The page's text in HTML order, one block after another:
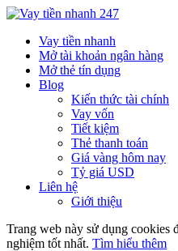
Vay tiền nhanh
Mở tài khoản ngân hàng
Mở thẻ tín dụng
Blog
Kiến thức tài chính
Vay vốn
Tiết kiệm
Thẻ thanh toán
Giá vàng hôm nay
Tỷ giá USD
Liên hệ
Giới thiệu
Trang web này sử dụng cookies
nghiệm tốt nhất. Tìm hiểu thêm